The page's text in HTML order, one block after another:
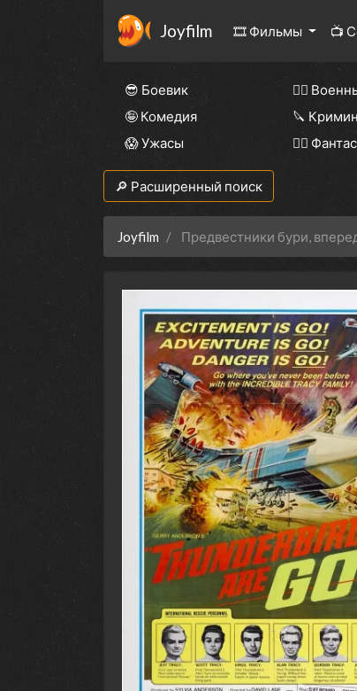
Joyfilm 🎞 Фильмы 📺
😎 Боевик 👨‍✈️
🤪 Комедия
🔪
😱 Ужасы
🧙‍♀️
🔎 Расширенный поиск
Joyfilm Предвестники бури,